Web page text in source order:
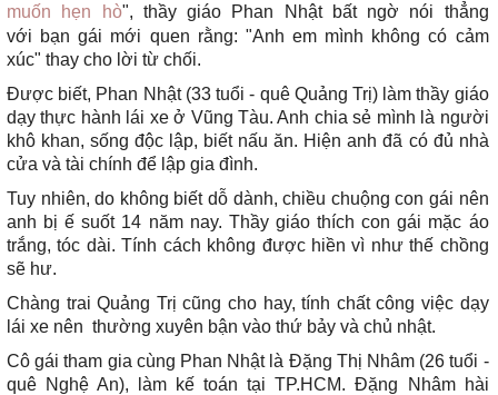
muốn hẹn hò", thầy giáo Phan Nhật bất ngờ nói thẳng
với bạn gái mới quen rằng: "Anh em mình không có cảm
xúc" thay cho lời từ chối.
Được biết, Phan Nhật (33 tuổi - quê Quảng Trị) làm thầy giáo
dạy thực hành lái xe ở Vũng Tàu. Anh chia sẻ mình là người
khô khan, sống độc lập, biết nấu ăn. Hiện anh đã có đủ nhà
cửa và tài chính để lập gia đình.
Tuy nhiên, do không biết dỗ dành, chiều chuộng con gái nên
anh bị ế suốt 14 năm nay. Thầy giáo thích con gái mặc áo
trắng, tóc dài. Tính cách không được hiền vì như thế chồng
sẽ hư.
Chàng trai Quảng Trị cũng cho hay, tính chất công việc dạy
lái xe nên thường xuyên bận vào thứ bảy và chủ nhật.
Cô gái tham gia cùng Phan Nhật là Đặng Thị Nhâm (26 tuổi -
quê Nghệ An), làm kế toán tại TP.HCM. Đặng Nhâm hài